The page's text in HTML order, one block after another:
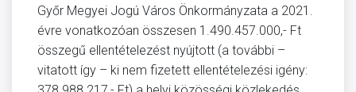
Győr Megyei Jogú Város Önkormányzata a 2021.
évre vonatkozóan összesen 1.490.457.000,- Ft
összegű ellentételezést nyújtott (a további –
vitatott így – ki nem fizetett ellentételezési igény: